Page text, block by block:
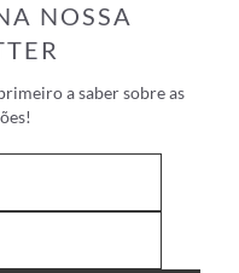
NOSSA
a saber sobre as